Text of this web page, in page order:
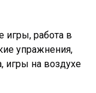
игры, работа в
упражнения,
игры на воздухе